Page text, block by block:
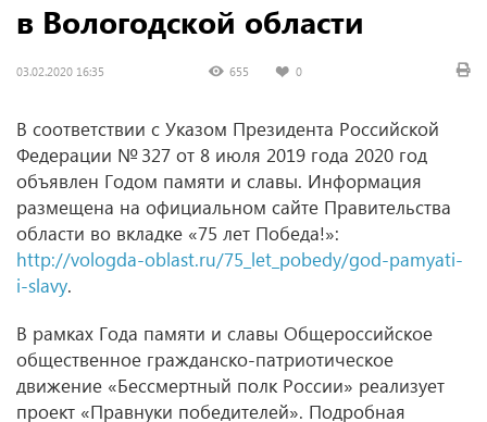
в Вологодской области
03.02.2020 16:35 655 0
В соответствии с Указом Президента Российской
Федерации № 327 от 8 июля 2019 года 2020 год
объявлен Годом памяти и славы. Информация
размещена на официальном сайте Правительства
области во вкладке «75 лет Победа!»:
http://vologda-oblast.ru/75_let_pobedy/god-pamyati-
i-slavy.
В рамках Года памяти и славы Общероссийское
общественное гражданско-патриотическое
движение «Бессмертный полк России» реализует
проект «Правнуки победителей». Подробная